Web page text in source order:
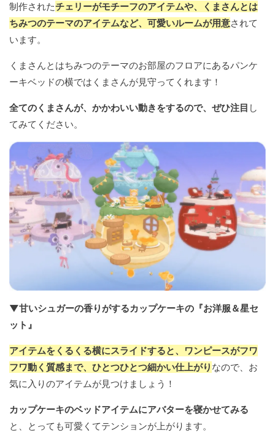
制作されたチェリーがモチーフのアイテムや、くまさんとは
ちみつのテーマのアイテムなど、可愛いルームが用意されて
います。
くまさんとはちみつのテーマのお部屋のフロアにあるパンケ
ーキベッドの横ではくまさんが見守ってくれます！
全てのくまさんが、かかわいい動きをするので、ぜひ注目 し
てみてください。
▼甘いシュガーの香りがするカップケーキの『お洋服＆星セ
ット』
アイテムをくるくる横にスライドすると、ワンピースがフワ
フワ動く質感まで、ひとつひとつ細かい仕上がり なので、お
気に入りのアイテムが見つけましょう！
カップケーキのベッドアイテムにアバターを寝かせてみる
と、とっても可愛くてテンションが上がります。